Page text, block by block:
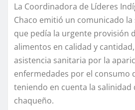
La Coordinadora de Líderes
Chaco emitió un comunicado la
que pedía la urgente provisión
alimentos en calidad y
asistencia sanitaria por la
enfermedades por el consumo
teniendo en cuenta la
chaqueño.